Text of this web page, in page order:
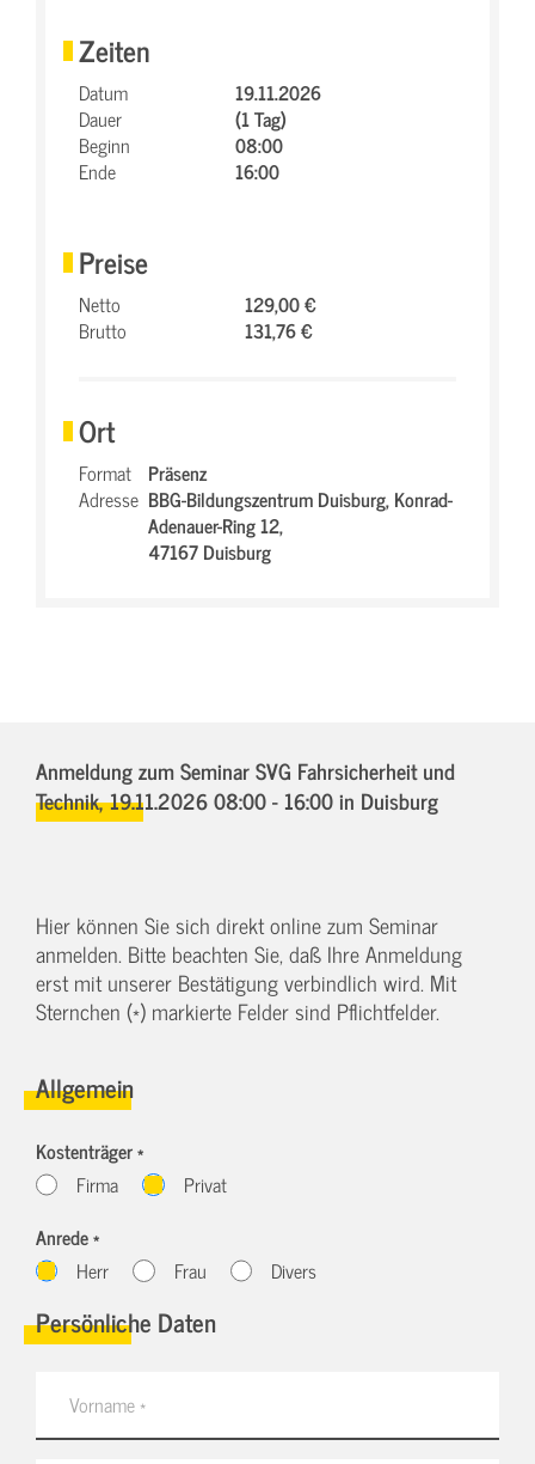
Zeiten
Datum
19.11.2026
Dauer
(1 Tag)
Beginn
08:00
Ende
16:00
Preise
Netto
129,00 €
Brutto
131,76 €
Ort
Format Präsenz
Adresse BBG-Bildungszentrum Duisburg,Konrad-
Adenauer-Ring 12,
47167 Duisburg
Anmeldung zum Seminar SVG Fahrsicherheit und
Technik,19.11.2026 08:00 - 16:00in Duisburg
Hier können Sie sich direkt online zum Seminar
anmelden. Bitte beachten Sie, daß Ihre Anmeldung
erst mit unserer Bestätigung verbindlich wird. Mit
Sternchen (*) markierte Felder sind Pflichtfelder.
Allgemein
Kostenträger *
Firma
Privat
Anrede *
Herr
Frau Divers
Persönliche Daten